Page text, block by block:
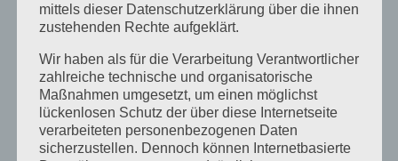
August 2013
Juli 2013
Juni 2013
Mai 2013
April 2013
März 2013
mittels dieser Datenschutzerklärung über die ihnen
zustehenden Rechte aufgeklärt.
Wir haben als für die Verarbeitung Verantwortlicher
zahlreiche technische und organisatorische
Maßnahmen umgesetzt, um einen möglichst
lückenlosen Schutz der über diese Internetseite
verarbeiteten personenbezogenen Daten
sicherzustellen. Dennoch können Internetbasierte